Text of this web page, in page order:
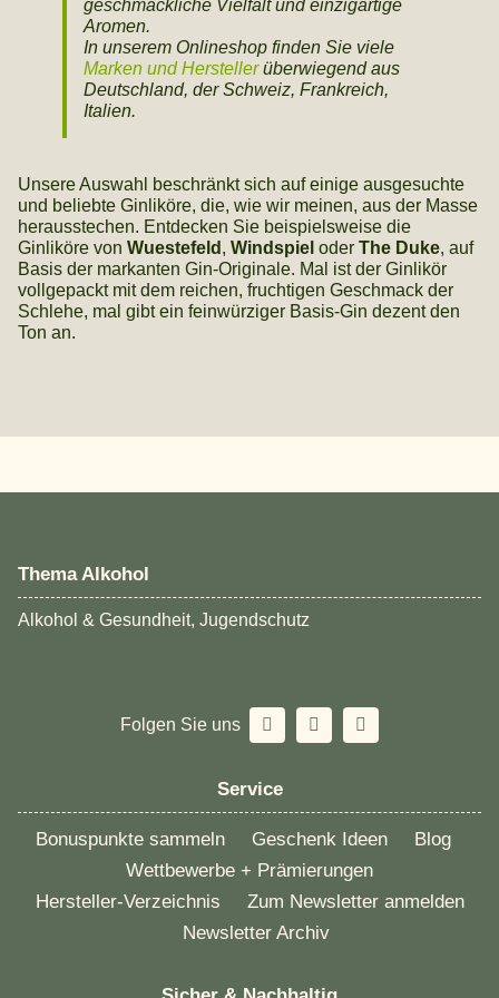
geschmackliche Vielfalt und einzigartige
Aromen.
In unserem Onlineshop finden Sie viele
Marken und Herstellerüberwiegend aus
Deutschland, der Schweiz, Frankreich,
Italien.
Unsere Auswahl beschränkt sich auf einige ausgesuchte
und beliebte Ginliköre, die, wie wir meinen, aus der Masse
herausstechen. Entdecken Sie beispielsweise die
Ginliköre von Wuestefeld , Windspiel oder The Duke, auf
Basis der markanten Gin-Originale. Mal ist der Ginlikör
vollgepackt mit dem reichen, fruchtigen Geschmack der
Schlehe, mal gibt ein feinwürziger Basis-Gin dezent den
Ton an.
Thema Alkohol
Alkohol & Gesundheit, Jugendschutz
Folgen Sie uns
Service
Bonuspunkte sammeln Geschenk Ideen
Blog
Wettbewerbe + Prämierungen
Hersteller-Verzeichnis
Zum Newsletter anmelden
Newsletter Archiv